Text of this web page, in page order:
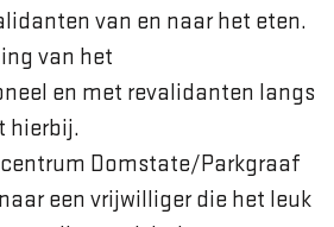
van en naar het eten.
van het
en met revalidanten langs
hierbij.
Domstate/Parkgraaf
een vrijwilliger die het leuk